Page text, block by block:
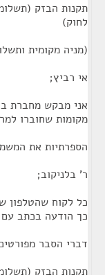
תקנות הבזק
לחוק)
(מניה מקומית ותשלום
אי רביץ;
אני מבקש מחברת
מקומות שחוברו
הספרתיות את
ר' בלניקוב;
כל לקוח שהטלפון
כך הודעה בכתב עם
דברי הסבר
תקנות הבזק